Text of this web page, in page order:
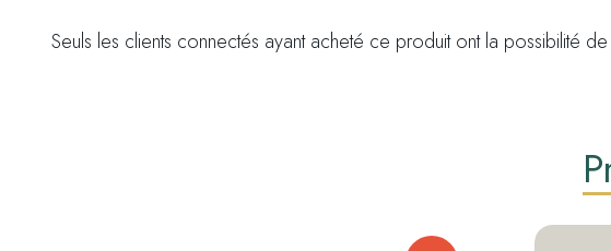
Seuls les clients connectés ayant acheté ce produit ont la possibilité de